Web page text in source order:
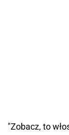
"Zobacz, to